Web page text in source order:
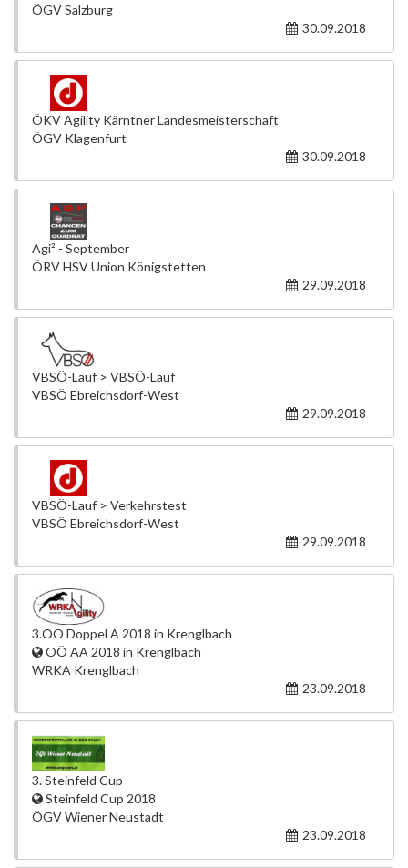
ÖGV Salzburg
30.09.2018
ÖKV Agility Kärntner Landesmeisterschaft
ÖGV Klagenfurt
30.09.2018
Agi² - September
ÖRV HSV Union Königstetten
29.09.2018
VBSÖ-Lauf > VBSÖ-Lauf
VBSÖ Ebreichsdorf-West
29.09.2018
VBSÖ-Lauf > Verkehrstest
VBSÖ Ebreichsdorf-West
29.09.2018
3.OÖ Doppel A 2018 in Krenglbach
OÖ AA 2018 in Krenglbach
WRKA Krenglbach
23.09.2018
3. Steinfeld Cup
Steinfeld Cup 2018
ÖGV Wiener Neustadt
23.09.2018